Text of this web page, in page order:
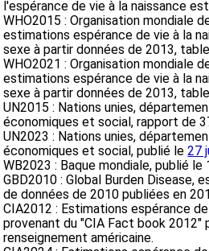
l'espérance de vie à la naissance
WHO2015 : Organisation mondiale
estimations espérance de vie à la
sexe à partir données de 2013,
WHO2021 : Organisation mondiale
estimations espérance de vie à la
sexe à partir données de 2013,
UN2015 : Nations unies,
économiques et social, rapport de
UN2023 : Nations unies,
économiques et social, publié le27
WB2023 : Baque mondiale, publié le
GBD2010 : Global Burden Disease,
de données de 2010 publiées en
CIA2012 : Estimations espérance
provenant du "CIA Fact book 2012"
renseignement américaine.